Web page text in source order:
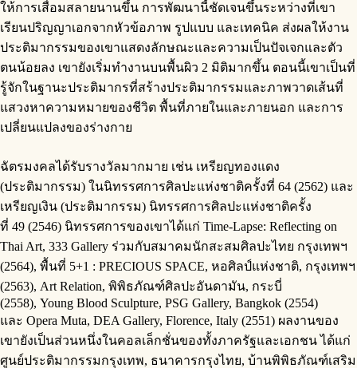
ให้การเสื่อมสลายนานขึ้น การพัฒนานี้ชัดเจนขึ้นระหว่างที่เขา
เรียนปริญญาเอกจากหัวข้อภาพ รูปแบบ และเทคนิค ส่งผลให้งาน
ประติมากรรมของเขาแสดงลักษณะและความเป็นปัจเจกและตัว
ตนน้อยลง เขายังเริ่มทํางานบนพื้นผิว 2 มิติมากขึ้น ตอนนี้เขาเป็นที่
รู้จักในฐานะประติมากรที่สร้างประติมากรรมและภาพวาดเส้นที่
แสวงหาความหมายของชีวิต พื้นที่ภายในและภายนอก และการ
เปลี่ยนแปลงของร่างกาย
ฉัตรมงคลได้รับรางวัลมากมาย เช่น เหรียญทองแดง
(ประติมากรรม) ในนิทรรศการศิลปะแห่งชาติครั้งที่ 64 (2562) และ
เหรียญเงิน (ประติมากรรม) นิทรรศการศิลปะแห่งชาติครั้ง
ที่ 49 (2546) นิทรรศการของเขาได้แก่ Time-Lapse: Reflecting on
Thai Art, 333 Gallery ร่วมกับสมาคมนักสะสมศิลปะไทย กรุงเทพฯ
(2564), พื้นที่ 5+1 : PRECIOUS SPACE, หอศิลป์แห่งชาติ, กรุงเทพฯ
(2563), Art Relation, พิพิธภัณฑ์ศิลปะอันดามัน, กระบี่
(2558), Young Blood Sculpture, PSG Gallery, Bangkok (2554)
และ Opera Muta, DEA Gallery, Florence, Italy (2551) ผลงานของ
เขายังเป็นส่วนหนึ่งในคอลเล็กชั่นของทั้งภาครัฐและเอกชน ได้แก่
ศูนย์ประติมากรรมกรุงเทพ, ธนาคารกรุงไทย, บ้านพิพิธภัณฑ์เสริม